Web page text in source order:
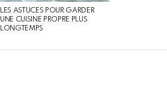
LES ASTUCES POUR GARDER
UNE CUISINE PROPRE PLUS
LONGTEMPS